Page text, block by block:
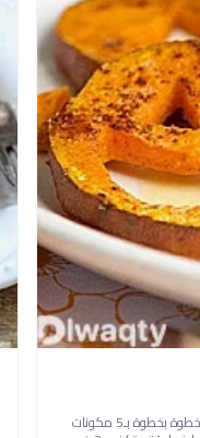
طريقة عمل بطاطا حلوة مشوية – وصفات صحية خطوة بخطوة بـ5 مكونات